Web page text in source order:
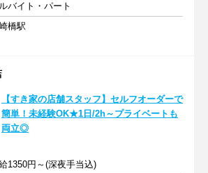
バイト・パート
橋駅
【すき家の店舗スタッフ】セルフオーダーで
簡単！未経験OK★1日/2h～プライベートも
両立◎
1350円～(深夜手当込)